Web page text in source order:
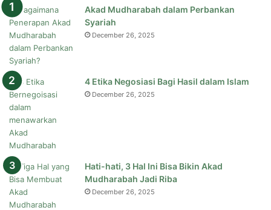
Akad Mudharabah dalam Perbankan
Syariah
December 26, 2025
4 Etika Negosiasi Bagi Hasil dalam Islam
December 26, 2025
Hati-hati, 3 Hal Ini Bisa Bikin Akad
Mudharabah Jadi Riba
December 26, 2025